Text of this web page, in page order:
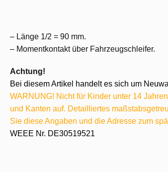
– Länge 1/2 = 90 mm.
– Momentkontakt über Fahrzeugschleifer.
Achtung!
Bei diesem Artikel handelt es sich um
WARNUNG! Nicht für Kinder unter 14
und Kanten auf. Detailliertes
Sie diese Angaben und die Adresse zum
WEEE Nr. DE30519521